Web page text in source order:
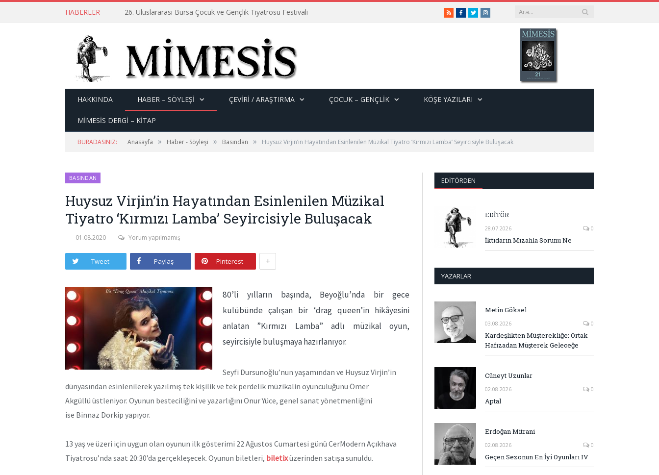
HABERLER 26. Uluslararası Bursa Çocuk ve Gençlik Tiyatrosu Festivali RSSFacebook
TwitterInstagram
HAKKINDA HABER – SÖYLEŞI ÇEVİRİ / ARAŞTIRMA ÇOCUK – GENÇLIK KÖŞE YAZILARI
MİMESİS DERGİ – KİTAP
BURADASINIZ: Anasayfa » Haber - Söyleşi » Basından » Huysuz Virjin’in Hayatından Esinlenilen Müzikal Tiyatro ‘Kırmızı Lamba’ Seyircisiyle Buluşacak
BASINDAN
Huysuz Virjin’in Hayatından Esinlenilen Müzikal
Tiyatro ‘Kırmızı Lamba’ Seyircisiyle Buluşacak
01.08.2020 Yorum yapılmamış
Tweet Paylaş Pinterest +
80’li yılların başında, Beyoğlu’nda bir gece
kulübünde çalışan bir ‘drag queen’in hikâyesini
anlatan ”Kırmızı Lamba” adlı müzikal oyun,
seyircisiyle buluşmaya hazırlanıyor.
Seyfi Dursunoğlu’nun yaşamından ve Huysuz Virjin’in
dünyasından esinlenilerek yazılmış tek kişilik ve tek perdelik müzikalin oyunculuğunu Ömer
Akgüllü üstleniyor. Oyunun besteciliğini ve yazarlığını Onur Yüce, genel sanat yönetmenliğini
ise Binnaz Dorkip yapıyor.
13 yaş ve üzeri için uygun olan oyunun ilk gösterimi 22 Ağustos Cumartesi günü CerModern Açıkhava
Tiyatrosu’nda saat 20:30’da gerçekleşecek. Oyunun biletleri, biletixüzerinden satışa sunuldu.
EDITÖRDEN
EDİTÖR
28.07.2026 0
İktidarın Mizahla Sorunu Ne
YAZARLAR
Metin Göksel
03.08.2026 0
Kardeşlikten Müşterekliğe: Ortak
Hafızadan Müşterek Geleceğe
Cüneyt Uzunlar
02.08.2026 0
Aptal
Erdoğan Mitrani
02.08.2026 0
Geçen Sezonun En İyi Oyunları IV